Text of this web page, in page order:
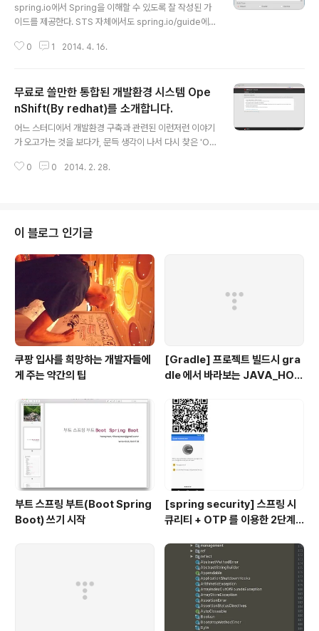
spring.io에서 Spring을 이해할 수 있도록 잘 작성된 가
이드를 제공한다. STS 자체에서도 spring.io/guide에서
는 기능을 제공한다. 1. 사용방법은 [File - New - Impor
선택받은 프로젝트를 다운로드 받는 과정을 진행하기 때문
에, 하단에 있는 [Finish] 버튼이 바로 활성화되지는 않으
니 잠시 기다린다. 'Maven'이나 'Gradle' 중 하나를 선택
하면 되는데, 몇몇 프로젝트들은 build.gradle 파일이 존
재하지 않는다는 메시지와 함께 [Finish] 버튼이 비활성화
된다...
0 1 2014. 4. 16.
무료로 쓸만한 통합된 개발환경 시스템 Ope
nShift(By redhat)를 소개합니다.
어느 스터디에서 개발환경 구축과 관련된 이런저런 이야기
가 오고가는 것을 보다가, 문득 생각이 나서 다시 찾은 'OP
개발, 호스팅, 스케일 확장의 기능을 제공하는 플랫폼이다.
최초 'My app' 선택시 사용가능한 Gear(인스턴스 개념)
Tomcat7 기어 선택 예 Tomcat 기어 설치 후, 자바를 기
반으로 한 웹애플리케이션 프로젝트가 추가된 git 저장소
도 함께 추가됨git에 대한 접근은 'Settings - Public Ke
0 0 2014. 2. 28.
이 블로그 인기글
쿠팡 입사를 희망하는 개발자들에
게 주는 약간의 팁
[Gradle] 프로젝트 빌드시 gra
dle 에서 바라보는 JAVA_HOM
부트 스프링 부트(Boot Spring
Boot) 쓰기 시작
[spring security] 스프링 시
큐리티 + OTP 를 이용한 2단계